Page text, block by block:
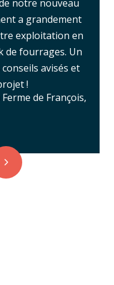
notre nouveau
a grandement
exploitation en
de fourrages. Un
avisés et
!
de François,